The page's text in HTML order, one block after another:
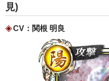
見)
CV：関根 明良